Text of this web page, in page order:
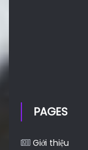
PAGES
Giới thiệu